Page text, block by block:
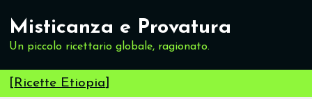
Misticanza e Provatura
Un piccolo ricettario globale, ragionato.
[Ricette Etiopia]